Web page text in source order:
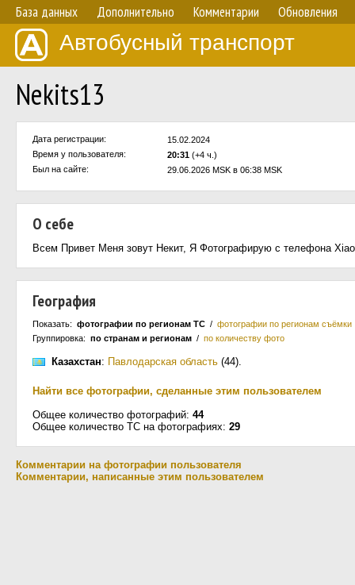
База данных Дополнительно Комментарии Обновления
Автобусный транспорт
Nekits13
Дата регистрации:
15.02.2024
Время у пользователя:
20:31 (+4 ч.)
Был на сайте:
29.06.2026 MSK в 06:38 MSK
О себе
Всем Привет Меня зовут Некит, Я Фотографирую с телефона
География
Показать: фотографии по регионам ТС / фотографии по регионам съёмки
Группировка: по странам и регионам / по количеству фото
Казахстан: Павлодарская область (44).
Найти все фотографии, сделанные этим пользователем
Общее количество фотографий: 44
Общее количество ТС на фотографиях: 29
Комментарии на фотографии пользователя
Комментарии, написанные этим пользователем